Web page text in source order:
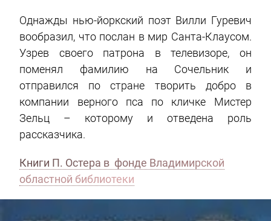
Однажды нью-йоркский поэт Вилли Гуревич
вообразил, что послан в мир Санта-Клаусом.
Узрев своего патрона в телевизоре, он
поменял фамилию на Сочельник и
отправился по стране творить добро в
компании верного пса по кличке Мистер
Зельц – которому и отведена роль
рассказчика.
Книги П. Остера в фонде Владимирской
областной библиотеки